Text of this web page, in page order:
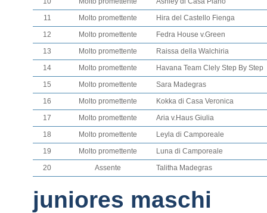
11
Molto promettente
Hira del Castello Fienga
12
Molto promettente
Fedra House v.Green
13
Molto promettente
Raissa della Walchiria
14
Molto promettente
Havana Team Clely Step By Step
15
Molto promettente
Sara Madegras
16
Molto promettente
Kokka di Casa Veronica
17
Molto promettente
Aria v.Haus Giulia
18
Molto promettente
Leyla di Camporeale
19
Molto promettente
Luna di Camporeale
20
Assente Talitha Madegras
juniores maschi